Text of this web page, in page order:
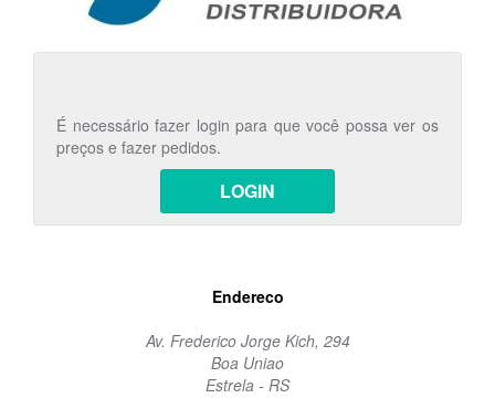
É necessário fazer login para que você possa ver os
preços e fazer pedidos.
LOGIN
Endereco
Av. Frederico Jorge Kich, 294
Boa Uniao
Estrela - RS